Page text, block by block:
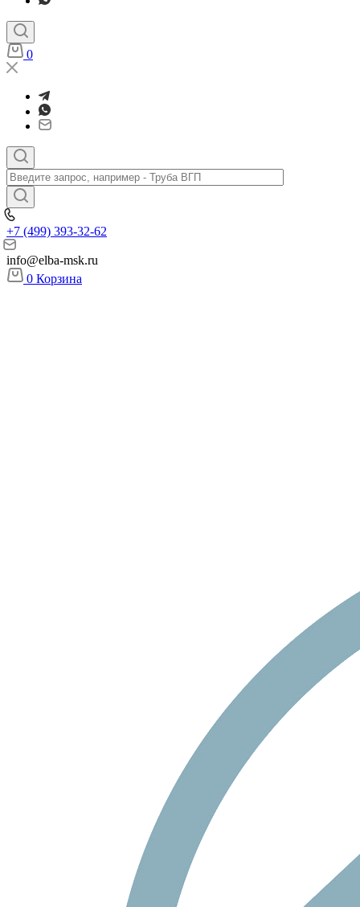
0
+7 (499) 393-32-62
info@elba-msk.ru
0 Корзина